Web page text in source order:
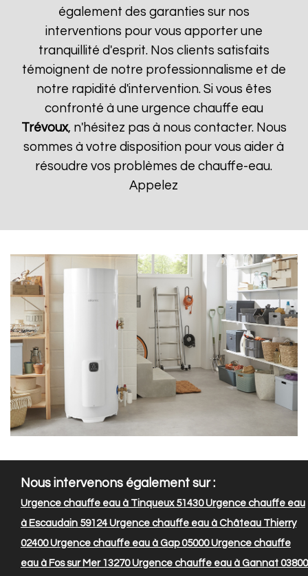
également des garanties sur nos
interventions pour vous apporter une
tranquillité d'esprit. Nos clients satisfaits
témoignent de notre professionnalisme et de
notre rapidité d'intervention. Si vous êtes
confronté à une urgence chauffe eau
Trévoux, n'hésitez pas à nous contacter. Nous
sommes à votre disposition pour vous aider à
résoudre vos problèmes de chauffe-eau.
Appelez
Nous intervenons également sur :
Urgence chauffe eau à Tinqueux 51430Urgence chauffe eau
à Escaudain 59124 Urgence chauffe eau à Château Thierry
02400Urgence chauffe eau à Gap 05000Urgence chauffe
eau à Fos sur Mer 13270Urgence chauffe eau à Gannat 03800